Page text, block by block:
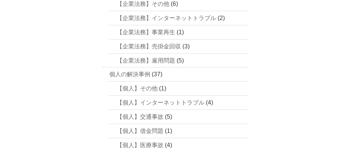
【企業法務】その他 (6)
【企業法務】インターネットトラブル (2)
【企業法務】事業再生 (1)
【企業法務】売掛金回収 (3)
【企業法務】雇用問題 (5)
個人の解決事例 (37)
【個人】その他 (1)
【個人】インターネットトラブル (4)
【個人】交通事故 (5)
【個人】借金問題 (1)
【個人】医療事故 (4)